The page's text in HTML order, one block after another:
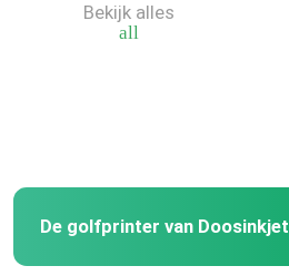
Verzoek om een Citaat
Golf Digitale Drukmachine
all
Bekijk alles
De golfprinter van Doosinkjet